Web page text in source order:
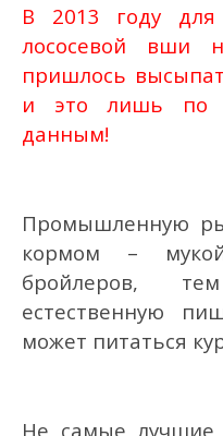
В 2013 году для
лососевой вши
пришлось
и это лишь по
данным!
Промышленную
кормом –
бройлеров,
естественную
может питаться
Не самые лучшие